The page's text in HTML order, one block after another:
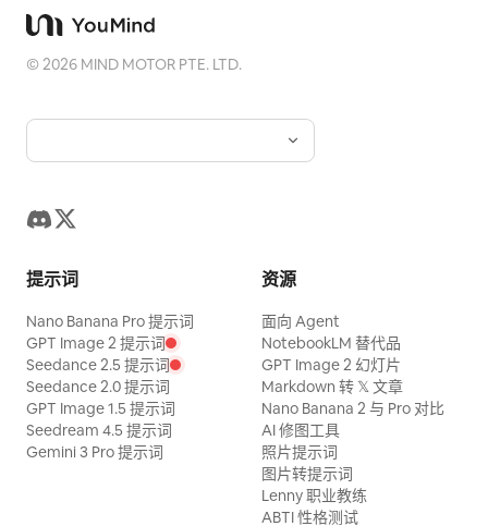
©2026 MIND MOTOR PTE. LTD.
提示词
Nano Banana Pro 提示词
GPT Image 2 提示词
Seedance 2.5 提示词
Seedance 2.0 提示词
GPT Image 1.5 提示词
Seedream 4.5 提示词
Gemini 3 Pro 提示词
资源
面向 Agent
NotebookLM 替代品
GPT Image 2 幻灯片
Markdown 转 𝕏 文章
Nano Banana 2 与 Pro 对比
AI 修图工具
照片提示词
图片转提示词
Lenny 职业教练
ABTI 性格测试